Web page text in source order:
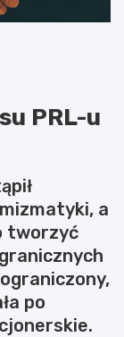
PRL-u
a
tworzyć
po